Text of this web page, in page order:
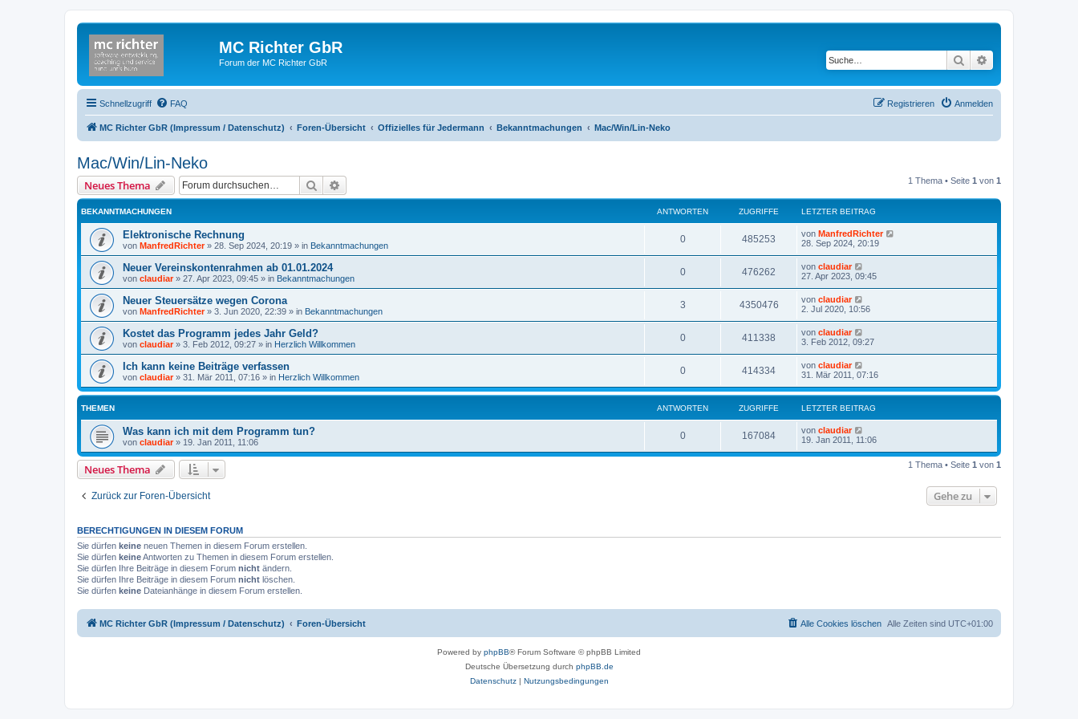
MC Richter GbR
Forum der MC Richter GbR Suche
Schnellzugriff FAQ Anmelden
Registrieren
MC Richter GbR (Impressum / Datenschutz) Foren-Übersicht Offizielles für Jedermann Bekanntmachungen Mac/Win/Lin-Neko
Mac/Win/Lin-Neko
Neues Thema Suche 1 Thema • Seite 1 von 1
BEKANNTMACHUNGEN ANTWORTEN ZUGRIFFE LETZTER BEITRAG
Elektronische Rechnung
von ManfredRichter» 28. Sep 2024, 20:19 » in Bekanntmachungen
0 485253 von ManfredRichter
28. Sep 2024, 20:19
Neuer Vereinskontenrahmen ab 01.01.2024
von claudiar» 27. Apr 2023, 09:45 » in Bekanntmachungen
0 476262 von claudiar
27. Apr 2023, 09:45
Neuer Steuersätze wegen Corona
von ManfredRichter» 3. Jun 2020, 22:39 » in Bekanntmachungen
3 4350476 von claudiar
2. Jul 2020, 10:56
Kostet das Programm jedes Jahr Geld?
von claudiar» 3. Feb 2012, 09:27 » in Herzlich Willkommen
0 411338 von claudiar
3. Feb 2012, 09:27
Ich kann keine Beiträge verfassen
von claudiar» 31. Mär 2011, 07:16 » in Herzlich Willkommen
0 414334 von claudiar
31. Mär 2011, 07:16
THEMEN ANTWORTEN ZUGRIFFE LETZTER BEITRAG
Was kann ich mit dem Programm tun?
von claudiar» 19. Jan 2011, 11:06
0 167084 von claudiar
19. Jan 2011, 11:06
Neues Thema 1 Thema • Seite 1 von 1
Zurück zur Foren-Übersicht Gehe zu
BERECHTIGUNGEN IN DIESEM FORUM
Sie dürfen keine neuen Themen in diesem Forum erstellen.
Sie dürfen keineAntworten zu Themen in diesem Forum erstellen.
Sie dürfen Ihre Beiträge in diesem Forum nicht ändern.
Sie dürfen Ihre Beiträge in diesem Forum nicht löschen.
Sie dürfen keine Dateianhänge in diesem Forum erstellen.
MC Richter GbR (Impressum / Datenschutz) Foren-Übersicht Alle Zeiten sind UTC+01:00
Alle Cookies löschen
Powered by phpBB® Forum Software © phpBB Limited
Deutsche Übersetzung durch phpBB.de
Datenschutz| Nutzungsbedingungen